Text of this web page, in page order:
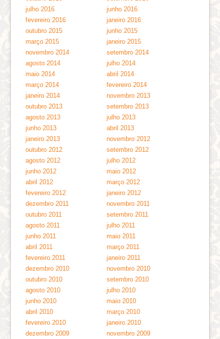
julho 2016
junho 2016
fevereiro 2016
janeiro 2016
outubro 2015
junho 2015
março 2015
janeiro 2015
novembro 2014
setembro 2014
agosto 2014
julho 2014
maio 2014
abril 2014
março 2014
fevereiro 2014
janeiro 2014
novembro 2013
outubro 2013
setembro 2013
agosto 2013
julho 2013
junho 2013
abril 2013
janeiro 2013
novembro 2012
outubro 2012
setembro 2012
agosto 2012
julho 2012
junho 2012
maio 2012
abril 2012
março 2012
fevereiro 2012
janeiro 2012
dezembro 2011
novembro 2011
outubro 2011
setembro 2011
agosto 2011
julho 2011
junho 2011
maio 2011
abril 2011
março 2011
fevereiro 2011
janeiro 2011
dezembro 2010
novembro 2010
outubro 2010
setembro 2010
agosto 2010
julho 2010
junho 2010
maio 2010
abril 2010
março 2010
fevereiro 2010
janeiro 2010
dezembro 2009
novembro 2009